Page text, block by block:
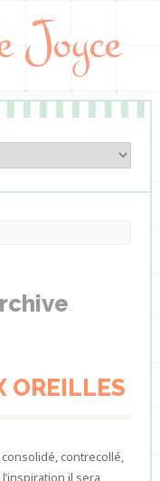
OREILLES
contrecollé,
il sera